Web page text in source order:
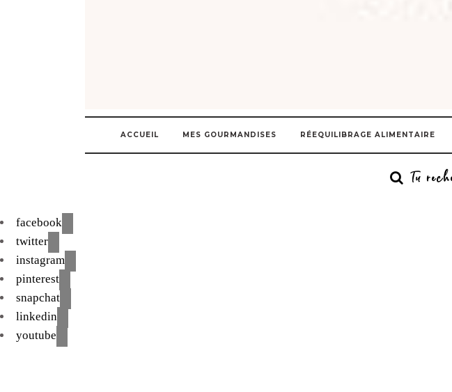
ACCUEIL MES GOURMANDISES RÉEQUILIBRAGE ALIMENTAIRE
facebook
twitter
instagram
pinterest
snapchat
linkedin
youtube